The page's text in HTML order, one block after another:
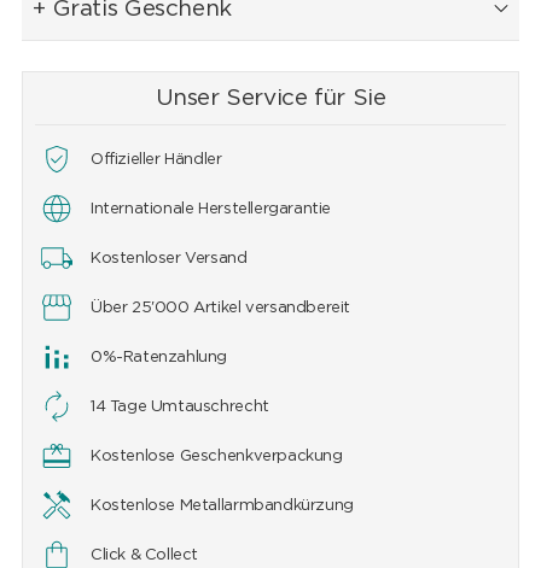
+ Gratis Geschenk
Unser Service für Sie
Offizieller Händler
Internationale Herstellergarantie
Kostenloser Versand
Über 25'000 Artikel versandbereit
0%-Ratenzahlung
14 Tage Umtauschrecht
Kostenlose Geschenkverpackung
Kostenlose Metallarmbandkürzung
Click & Collect